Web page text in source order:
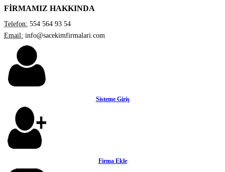
FİRMAMIZ HAKKINDA
Telefon: 554 564 93 54
Email: info@sacekimfirmalari.com
Sisteme Giriş
Firma Ekle